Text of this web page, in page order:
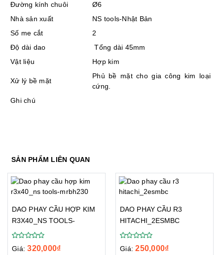
Đường kính chuôi
Ø6
Nhà sản xuất
NS tools-Nhật Bản
Số me cắt
2
Độ dài dao
Tổng dài 45mm
Vật liệu
Hợp kim
Xử lý bề mặt
Phủ bề mặt cho gia công kim loại
cứng.
Ghi chú
SẢN PHẨM LIÊN QUAN
DAO PHAY CẦU HỢP KIM
R3X40_NS TOOLS-
MRBH230
Giá: 320,000₫
DAO PHAY CẦU R3
HITACHI_2ESMBC
Giá: 250,000₫